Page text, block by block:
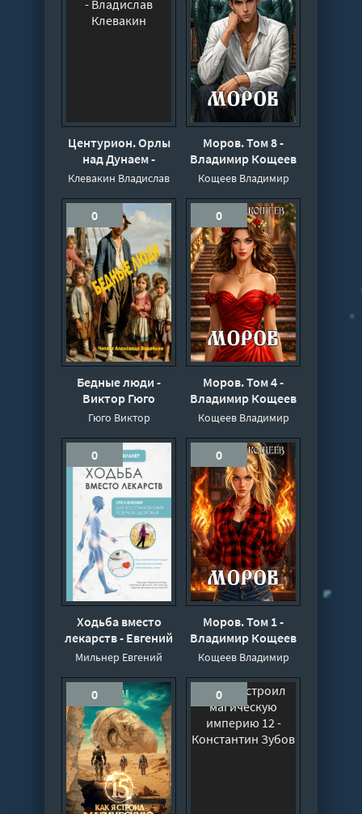
Центурион. Орлы
над Дунаем -
Владислав
Клевакин Владислав
Моров. Том 8 -
Владимир Кощеев
Кощеев Владимир
0
Бедные люди -
Виктор Гюго
Гюго Виктор
0
Моров. Том 4 -
Владимир Кощеев
Кощеев Владимир
0
Ходьба вместо
лекарств - Евгений
Мильнер
Мильнер Евгений
0
Моров. Том 1 -
Владимир Кощеев
Кощеев Владимир
0 0